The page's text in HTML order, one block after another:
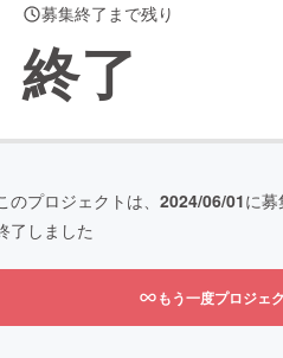
募集終了まで残り
終了
のプロジェクトは、 2024/06/01に募
了しました
もう一度プロジェ